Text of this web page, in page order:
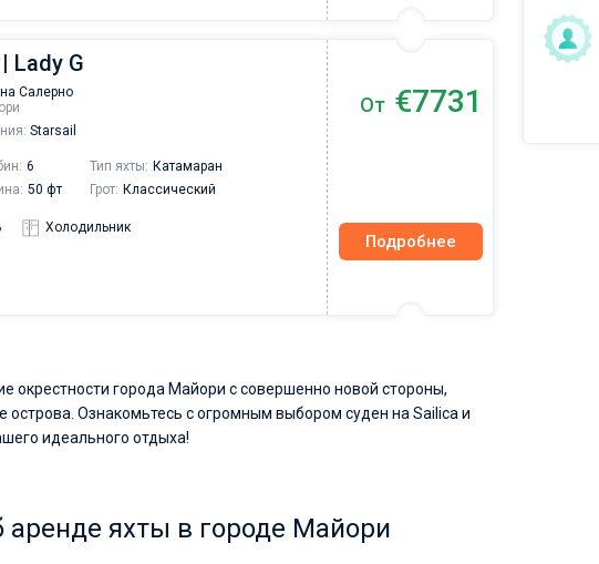
Lady G
Салерно
Starsail
6 Тип яхты: Катамаран
50 фт Грот: Классический
Холодильник
От €7731
Подробнее
окрестности города Майори с совершенно новой стороны,
Ознакомьтесь с огромным выбором суден на Sailica и
идеального отдыха!
яхты в городе Майори